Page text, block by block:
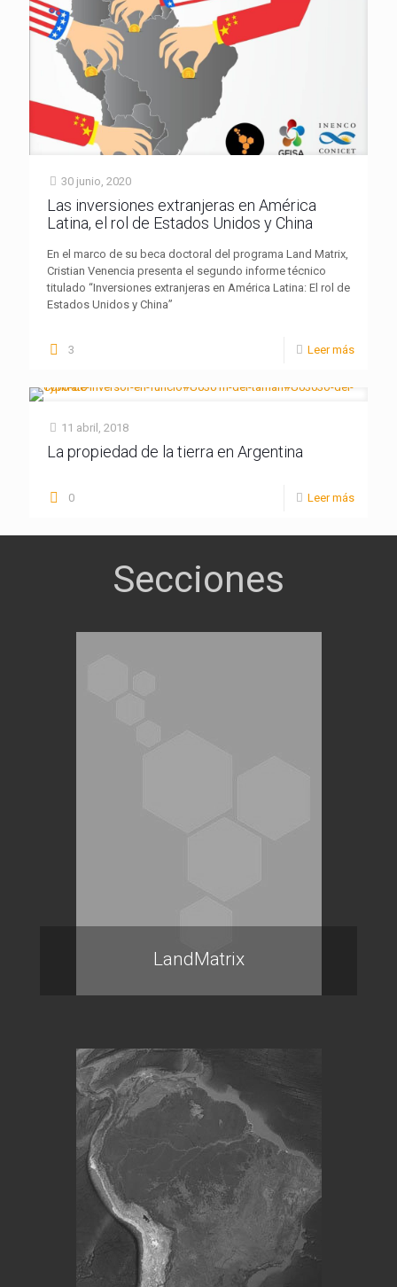
30 junio, 2020
Las inversiones extranjeras en América
Latina, el rol de Estados Unidos y China
En el marco de su beca doctoral del programa Land Matrix,
Cristian Venencia presenta el segundo informe técnico
titulado “Inversiones extranjeras en América Latina: El rol de
Estados Unidos y China”
3 Leer más
11 abril, 2018
La propiedad de la tierra en Argentina
0 Leer más
LandMatrix